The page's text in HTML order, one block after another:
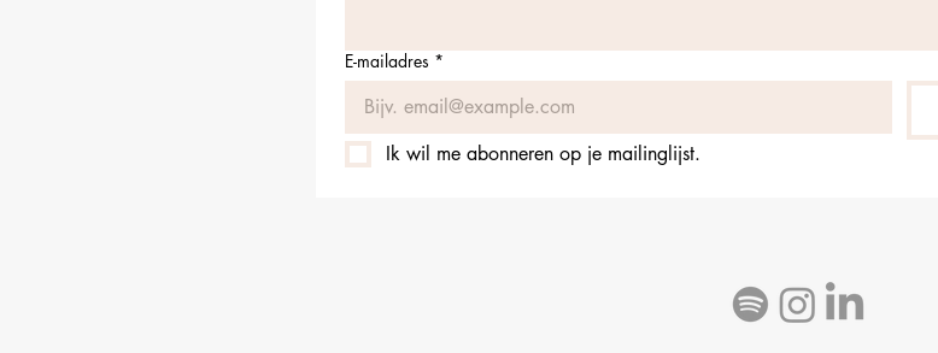
E-mailadres *
Ik wil me abonneren op je mailinglijst.